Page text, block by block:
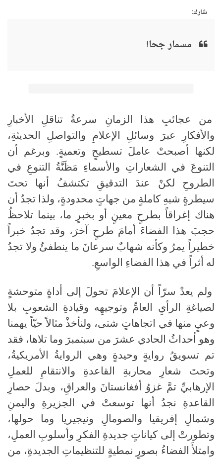
شارك:
مسمار جحا!
من عجائبِ هذا الزمانِ سرعةُ تناقلِ الأخبارِ
والأفكارِ عبرَ وسائلِ الإعلامِ والتواصلِ الحديثةِ،
لكنها أصبحتْ عاملَ تسطيحٍ وتعميةٍ. وبرغم أن
التنوعَ في الشعاراتِ والأسماءِ مَظَنَّةُ التنوعِ في
الطروحِ لكنْ عندَ التدقيقِ تكتشفُ أنها تحتَ
سيطرةٍ شبهِ كاملةٍ من جهاتٍ محدودةٍ، ولذا تجدُ أن
هناك إغراقاً بطرحٍ معينٍ أو بخبرٍ ما، بينما تلاحظُ
حجبَ هذا الفضاءَ أمامَ طرحٍ آخرَ، وقد تجدُ خبراً
خطيراً يمرُ وكأنه شهابٌ سرعانَ ما ينطفئُ ولا تجدُ
له أثراً في هذا الفضاءِ الواسعِ.
ولم يعدْ سرّاً أن الإعلامَ تحولَ إلى أداةٍ متوحشةٍ
لصياغةِ الرأيِ العامِّ وتوجيهِه وقيادةِ الشعوبِ بلا
وعيٍ منها في اتجاهاتٍ شتى، ولنأخذْ مثالاً حيّاً يهمنا
وهو أحداثُ الحادي عشرَ من سبتمبرَ وما تلاها، فقد
تم تسويقُ روايةٍ وحيدةٍ وهي الروايةُ الأمريكيةُ،
وتحتَ شعارِ محاربةِ القاعدةِ والانتقامِ للعملِ
الإرهابيِّ تمَّ غزوُ أفغانستانَ والعراقِ، وبدلَ حصارِ
القاعدةِ نجدُ أنها توسعتْ في الجزيرةِ واليمنِ
وشمالِ إفريقيا والصومالِ ونيجيريا وما حولها،
وتطورتْ إلى كياناتٍ جديدةِ الفكرِ وأسلوبِ العملِ،
وامتلأَ الفضاءُ بصورٍ نمطيةٍ للتنظيماتِ الجديدةِ، من